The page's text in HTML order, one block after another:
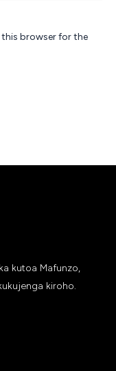
this browser for the
kutoa Mafunzo,
kiroho.